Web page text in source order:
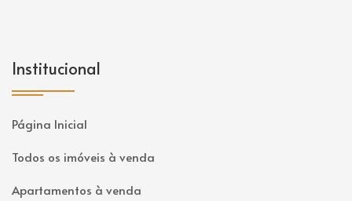
Institucional
Página Inicial
Todos os imóveis à venda
Apartamentos à venda